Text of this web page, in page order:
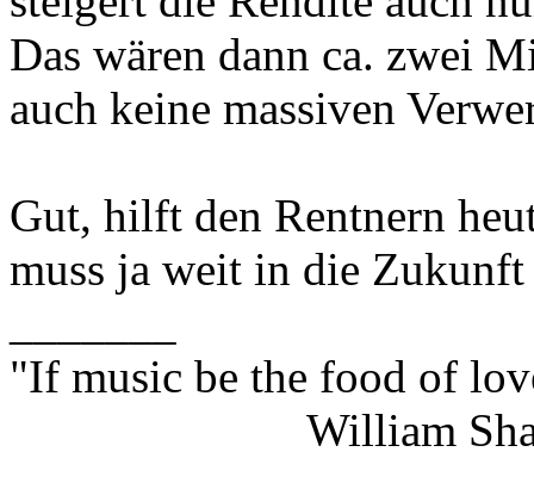
Das wären dann ca. zwei
auch keine massiven
Gut, hilft den Rentnern
muss ja weit in die Zukunft
"If music be the food of
William